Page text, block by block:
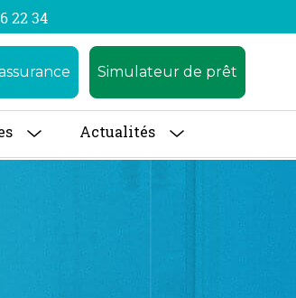
22 34
Simulateur de prêt
Actualités